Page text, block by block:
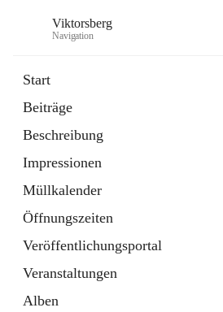
Viktorsberg
Navigation
Start
Beiträge
Beschreibung
Impressionen
Müllkalender
Öffnungszeiten
Veröffentlichungsportal
Veranstaltungen
Alben